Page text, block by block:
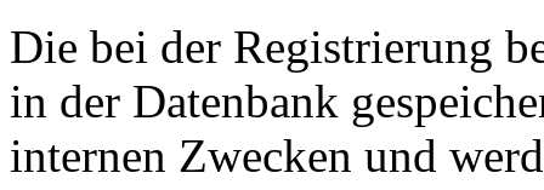
Die bei der Registrierung
in der Datenbank
internen Zwecken und